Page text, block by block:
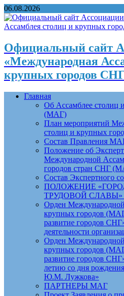
06.08.2026
Официальный сайт
«Международная
крупных городов
Главная
Об Ассамблее столиц
(МАГ)
План мероприятий
столиц и крупных
Состав Правления
Положение об
Международной
городов стран СНГ
Состав Экспертного
ПОЛОЖЕНИЕ
ТРУДОВОЙ СЛАВЫ»
Орден
крупных городов
развитие городов
деятельности
Орден
крупных городов
развитие городов
летию со дня
Ю.М. Лужкова»
ПАРТНЕРЫ МАГ